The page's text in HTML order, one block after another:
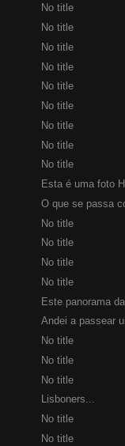
No title
No title
No title
No title
No title
No title
No title
No title
No title
Esta é uma foto
O que se passa
No title
No title
No title
No title
Este panorama
Andei a passear
No title
No title
No title
Lisboners...
No title
No title